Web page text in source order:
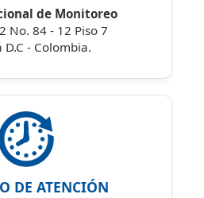
de Monitoreo
No. 84 - 12 Piso 7
D.C - Colombia.
DE ATENCIÓN